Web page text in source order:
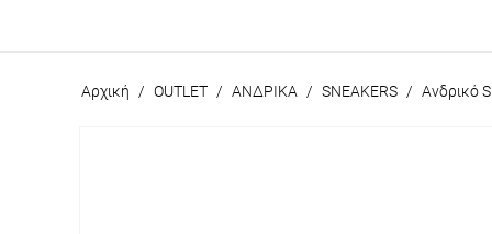
Αρχική / OUTLET / ΑΝΔΡΙΚΑ / SNEAKERS / Ανδρικό